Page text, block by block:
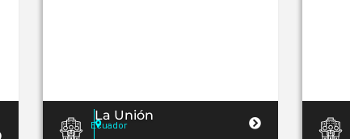
La Unión
Ecuador